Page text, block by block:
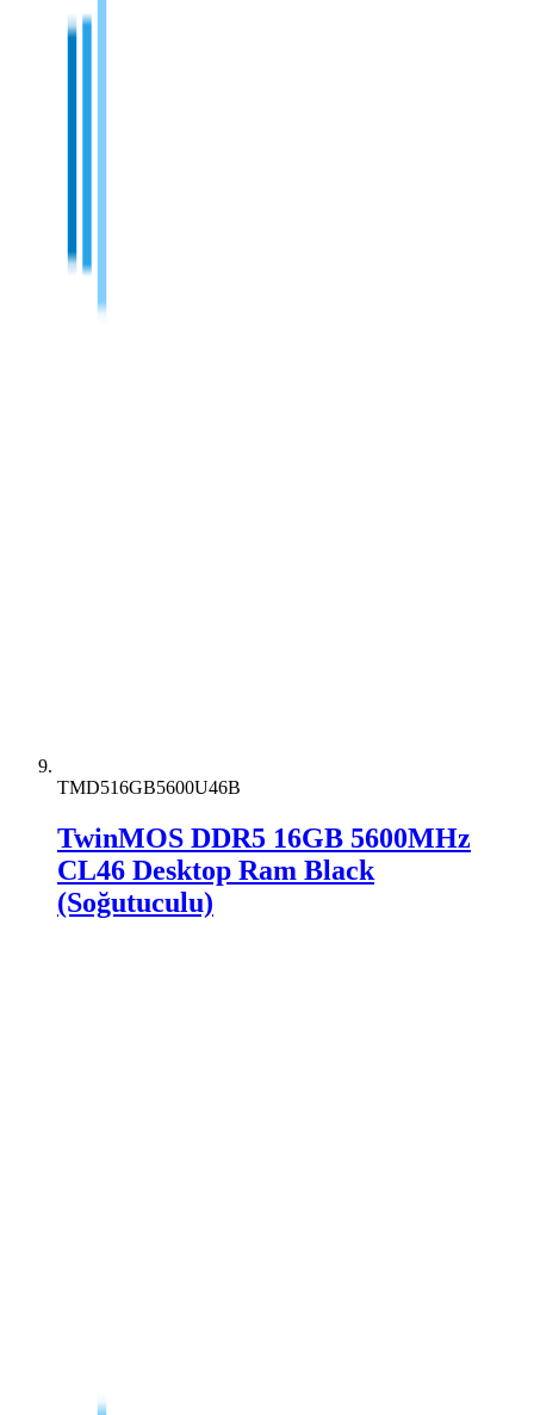
TMD516GB5600U46B
TwinMOS DDR5 16GB 5600MHz
CL46 Desktop Ram Black
(Soğutuculu)